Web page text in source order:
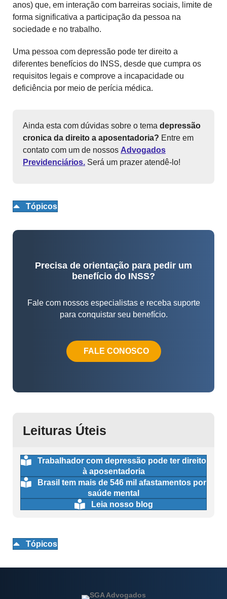
anos) que, em interação com barreiras sociais, limite de
forma significativa a participação da pessoa na
sociedade e no trabalho.
Uma pessoa com depressão pode ter direito a
diferentes benefícios do INSS, desde que cumpra os
requisitos legais e comprove a incapacidade ou
deficiência por meio de perícia médica.
Ainda esta com dúvidas sobre o tema depressão
cronica da direito a aposentadoria? Entre em
contato com um de nossos Advogados
Previdenciários. Será um prazer atendê-lo!
Tópicos
Precisa de orientação para pedir um
benefício do INSS?
Fale com nossos especialistas e receba suporte
para conquistar seu benefício.
FALE CONOSCO
Leituras Úteis
Trabalhador com depressão pode ter direito
à aposentadoria
Brasil tem mais de 546 mil afastamentos por
saúde mental
Leia nosso blog
Tópicos